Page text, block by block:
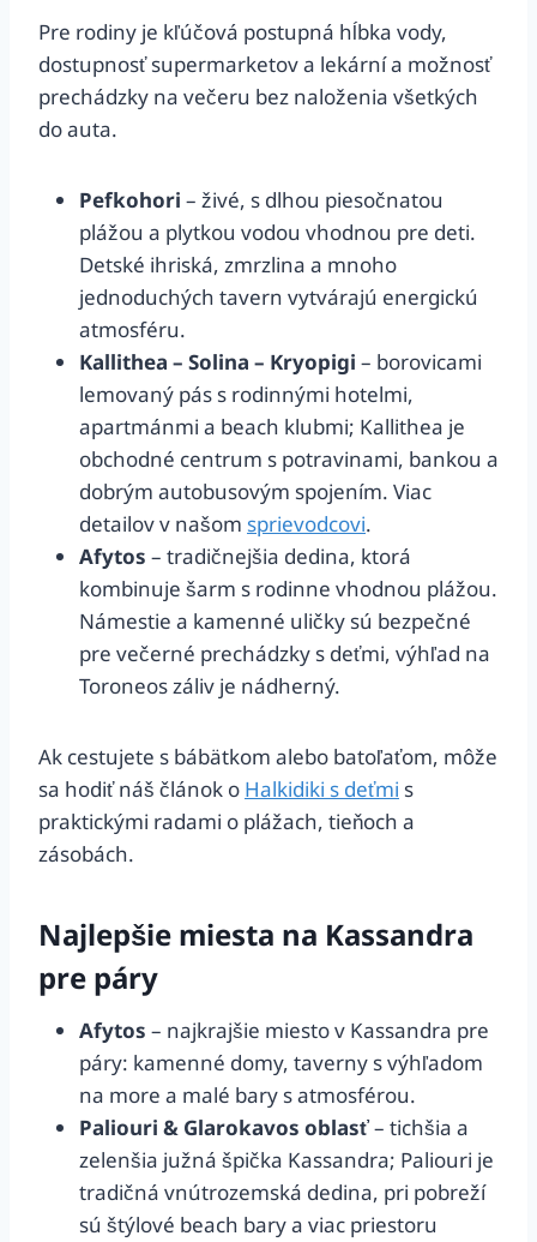
Pre rodiny je kľúčová postupná hĺbka vody,
dostupnosť supermarketov a lekární a možnosť
prechádzky na večeru bez naloženia všetkých
do auta.
Pefkohori – živé, s dlhou piesočnatou
plážou a plytkou vodou vhodnou pre deti.
Detské ihriská, zmrzlina a mnoho
jednoduchých tavern vytvárajú energickú
atmosféru.
Kallithea – Solina – Kryopigi – borovicami
lemovaný pás s rodinnými hotelmi,
apartmánmi a beach klubmi; Kallithea je
obchodné centrum s potravinami, bankou a
dobrým autobusovým spojením. Viac
detailov v našom sprievodcovi.
Afytos – tradičnejšia dedina, ktorá
kombinuje šarm s rodinne vhodnou plážou.
Námestie a kamenné uličky sú bezpečné
pre večerné prechádzky s deťmi, výhľad na
Toroneos záliv je nádherný.
Ak cestujete s bábätkom alebo batoľaťom, môže
sa hodiť náš článok o Halkidiki s deťmi s
praktickými radami o plážach, tieňoch a
zásobách.
Najlepšie miesta na Kassandra
pre páry
Afytos – najkrajšie miesto v Kassandra pre
páry: kamenné domy, taverny s výhľadom
na more a malé bary s atmosférou.
Paliouri & Glarokavos oblasť– tichšia a
zelenšia južná špička Kassandra; Paliouri je
tradičná vnútrozemská dedina, pri pobreží
sú štýlové beach bary a viac priestoru